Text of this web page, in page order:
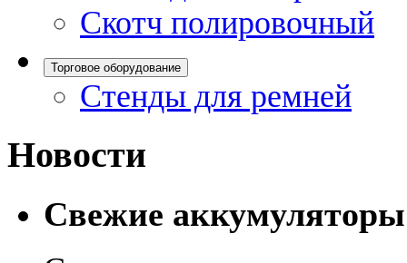
Скотч полировочный
Торговое оборудование
Стенды для ремней
Новости
Свежие